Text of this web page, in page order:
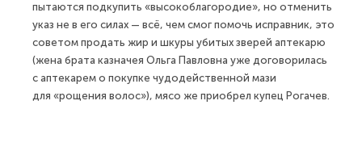
пытаются подкупить «высокоблагородие», но отменить
указ не в его силах — всё, чем смог помочь исправник, это
советом продать жир и шкуры убитых зверей аптекарю
(жена брата казначея Ольга Павловна уже договорилась
с аптекарем о покупке чудодейственной мази
для «рощения волос»), мясо же приобрел купец Рогачев.